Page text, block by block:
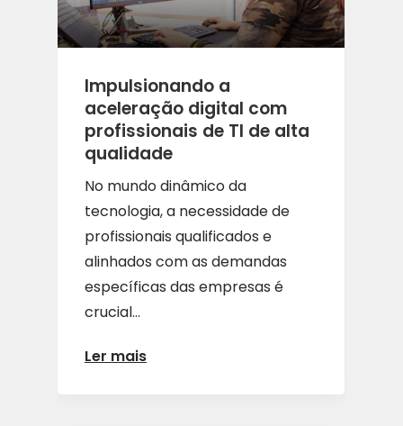
Impulsionando a
aceleração digital com
profissionais de TI de alta
qualidade
No mundo dinâmico da
tecnologia, a necessidade de
profissionais qualificados e
alinhados com as demandas
específicas das empresas é
crucial...
Ler mais